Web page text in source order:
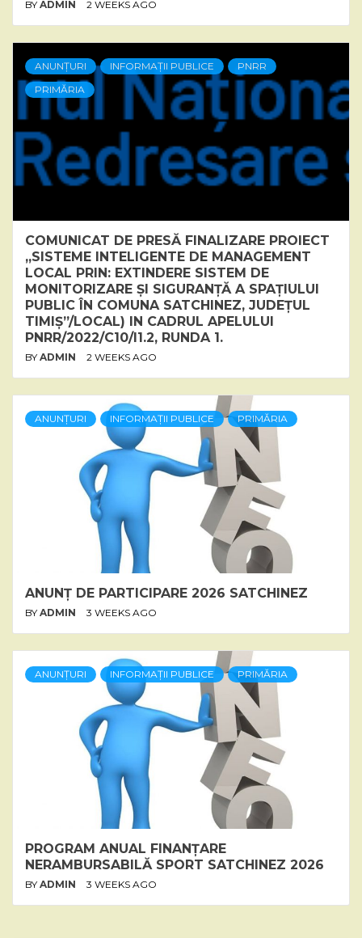
BY ADMIN 2 WEEKS AGO
ANUNȚURI INFORMAȚII PUBLICE
PNRR
PRIMĂRIA
COMUNICAT DE PRESĂ FINALIZARE PROIECT
„SISTEME INTELIGENTE DE MANAGEMENT
LOCAL PRIN: EXTINDERE SISTEM DE
MONITORIZARE ȘI SIGURANȚĂ A SPAȚIULUI
PUBLIC ÎN COMUNA SATCHINEZ, JUDEȚUL
TIMIȘ”/LOCAL) IN CADRUL APELULUI
PNRR/2022/C10/I1.2, RUNDA 1.
BY ADMIN 2 WEEKS AGO
ANUNȚURI INFORMAȚII PUBLICE PRIMĂRIA
ANUNȚ DE PARTICIPARE 2026 SATCHINEZ
BY ADMIN 3 WEEKS AGO
ANUNȚURI INFORMAȚII PUBLICE PRIMĂRIA
PROGRAM ANUAL FINANȚARE
NERAMBURSABILĂ SPORT SATCHINEZ 2026
BY ADMIN 3 WEEKS AGO